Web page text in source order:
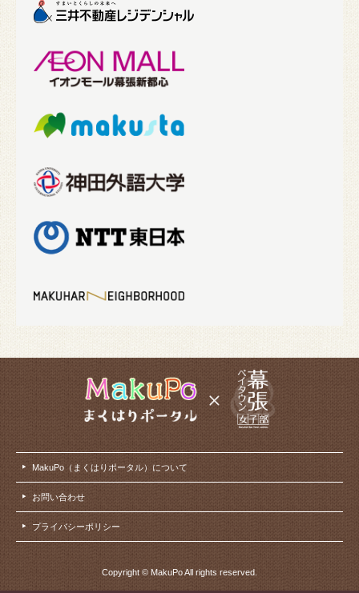
MakuPo（まくはりポータル）について
お問い合わせ
プライバシーポリシー
Copyright © MakuPo All rights reserved.